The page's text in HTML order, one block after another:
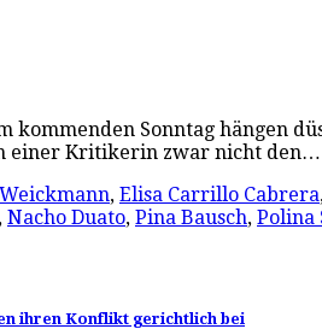
Sonntag hängen
einer Kritikerin zwar nicht den…
, Elisa Carrillo Cabrera,
, Nacho Duato, Pina Bausch, Polina
ihren Konflikt gerichtlich bei